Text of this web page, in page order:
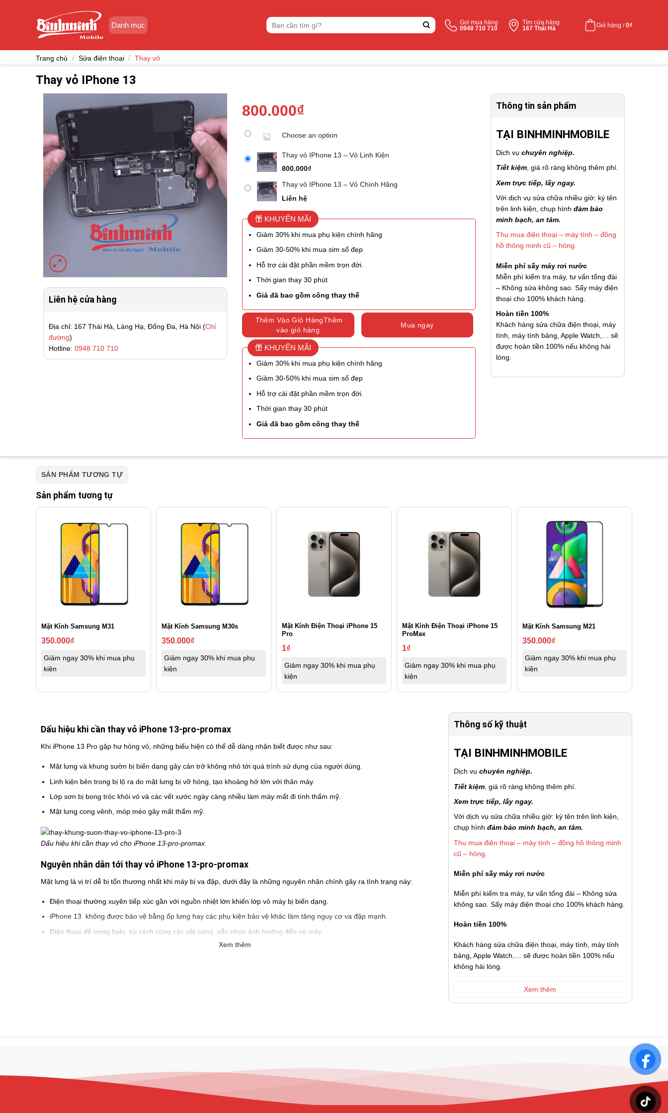
Danh mục
Tìm
kiếm:
Gọi mua hàng
0948 710 710
Tìm cửa hàng
167 Thái Hà
Giỏ hàng /0₫
Trang chủ / Sửa điện thoại / Thay vỏ
Thay vỏ IPhone 13
Liên hệ cửa hàng
Địa chỉ: 167 Thái Hà, Láng Hạ, Đống Đa, Hà Nội (Chỉ
đường)
Hotline: 0948 710 710
800.000₫
Choose an option
Thay vỏ IPhone 13 – Vỏ Linh Kiện
800.000₫
Thay vỏ IPhone 13 – Vỏ Chính Hãng
Liên hệ
KHUYẾN MÃI
Giảm 30% khi mua phụ kiện chính hãng
Giảm 30-50% khi mua sim số đẹp
Hỗ trợ cài đặt phần mềm trọn đời.
Thời gian thay 30 phút
Giá đã bao gồm công thay thế
Thêm Vào Giỏ HàngThêm
vào giỏ hàng
Mua ngay
KHUYẾN MÃI
Giảm 30% khi mua phụ kiện chính hãng
Giảm 30-50% khi mua sim số đẹp
Hỗ trợ cài đặt phần mềm trọn đời.
Thời gian thay 30 phút
Giá đã bao gồm công thay thế
Thông tin sản phẩm
TẠI BINHMINHMOBILE
Dịch vụ chuyên nghiệp.
Tiết kiệm, giá rõ ràng không thêm phí.
Xem trực tiếp, lấy ngay.
Với dịch vụ sửa chữa nhiều giờ: ký tên
trên linh kiện, chụp hình đảm bảo
minh bạch, an tâm.
Thu mua điện thoại – máy tính – đồng
hồ thông minh cũ – hỏng.
Miễn phí sấy máy rơi nước
Miễn phí kiểm tra máy, tư vấn tổng đài
– Không sửa không sao. Sấy máy điện
thoại cho 100% khách hàng.
Hoàn tiền 100%
Khách hàng sửa chữa điện thoại, máy
tính, máy tính bảng, Apple Watch,… sẽ
được hoàn tiền 100% nếu không hài
lòng.
SẢN PHẨM TƯƠNG TỰ
Sản phẩm tương tự
Mặt Kính Samsung M31
350.000₫
Giảm ngay 30% khi mua phụ
kiện
Mặt Kính Samsung M30s
350.000₫
Giảm ngay 30% khi mua phụ
kiện
Mặt Kính Điện Thoại iPhone 15
Pro
1₫
Giảm ngay 30% khi mua phụ
kiện
Mặt Kính Điện Thoại iPhone 15
ProMax
1₫
Giảm ngay 30% khi mua phụ
kiện
Mặt Kính Samsung M21
350.000₫
Giảm ngay 30% khi mua phụ
kiện
Dấu hiệu khi cần thay vỏ iPhone 13-pro-promax
Khi iPhone 13 Pro gặp hư hỏng vỏ, những biểu hiện có thể dễ dàng nhận biết được như sau:
Mặt lưng và khung sườn bị biến dạng gây cản trở không nhỏ tới quá trình sử dụng của người dùng.
Linh kiện bên trong bị lộ ra do mặt lưng bị vỡ hỏng, tạo khoảng hở lớn với thân máy.
Lớp sơn bị bong tróc khỏi vỏ và các vết xước ngày càng nhiều làm máy mất đi tính thẩm mỹ.
Mặt lưng cong vênh, móp méo gây mất thẩm mỹ.
Dấu hiệu khi cần thay vỏ cho iPhone 13-pro-promax
Nguyên nhân dẫn tới thay vỏ iPhone 13-pro-promax
Mặt lưng là vị trí dễ bị tổn thương nhất khi máy bị va đập, dưới đây là những nguyên nhân chính gây ra tình trạng này:
Điện thoại thường xuyên tiếp xúc gần với nguồn nhiệt lớn khiến lớp vỏ máy bị biến dạng.
iPhone 13 không được bảo vệ bằng ốp lưng hay các phụ kiện bảo vệ khác làm tăng nguy cơ va đập mạnh.
Điện thoại để trong balo, túi xách cùng các vật cứng, sắc nhọn ảnh hưởng đến vỏ máy.
Xem thêm
Thông số kỹ thuật
TẠI BINHMINHMOBILE
Dịch vụ chuyên nghiệp.
Tiết kiệm, giá rõ ràng không thêm phí.
Xem trực tiếp, lấy ngay.
Với dịch vụ sửa chữa nhiều giờ: ký tên trên linh kiện,
chụp hình đảm bảo minh bạch, an tâm.
Thu mua điện thoại – máy tính – đồng hồ thông minh
cũ – hỏng.
Miễn phí sấy máy rơi nước
Miễn phí kiểm tra máy, tư vấn tổng đài – Không sửa
không sao. Sấy máy điện thoại cho 100% khách hàng.
Hoàn tiền 100%
Khách hàng sửa chữa điện thoại, máy tính, máy tính
bảng, Apple Watch,… sẽ được hoàn tiền 100% nếu
không hài lòng.
Xem thêm